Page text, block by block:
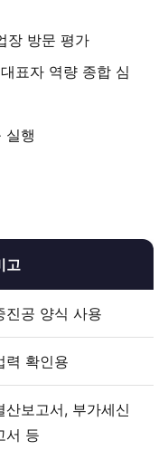
장 방문 평가
표자 역량 종합 심
실행
고
진공 양식 사용
력 확인용
산보고서, 부가세신
서 등